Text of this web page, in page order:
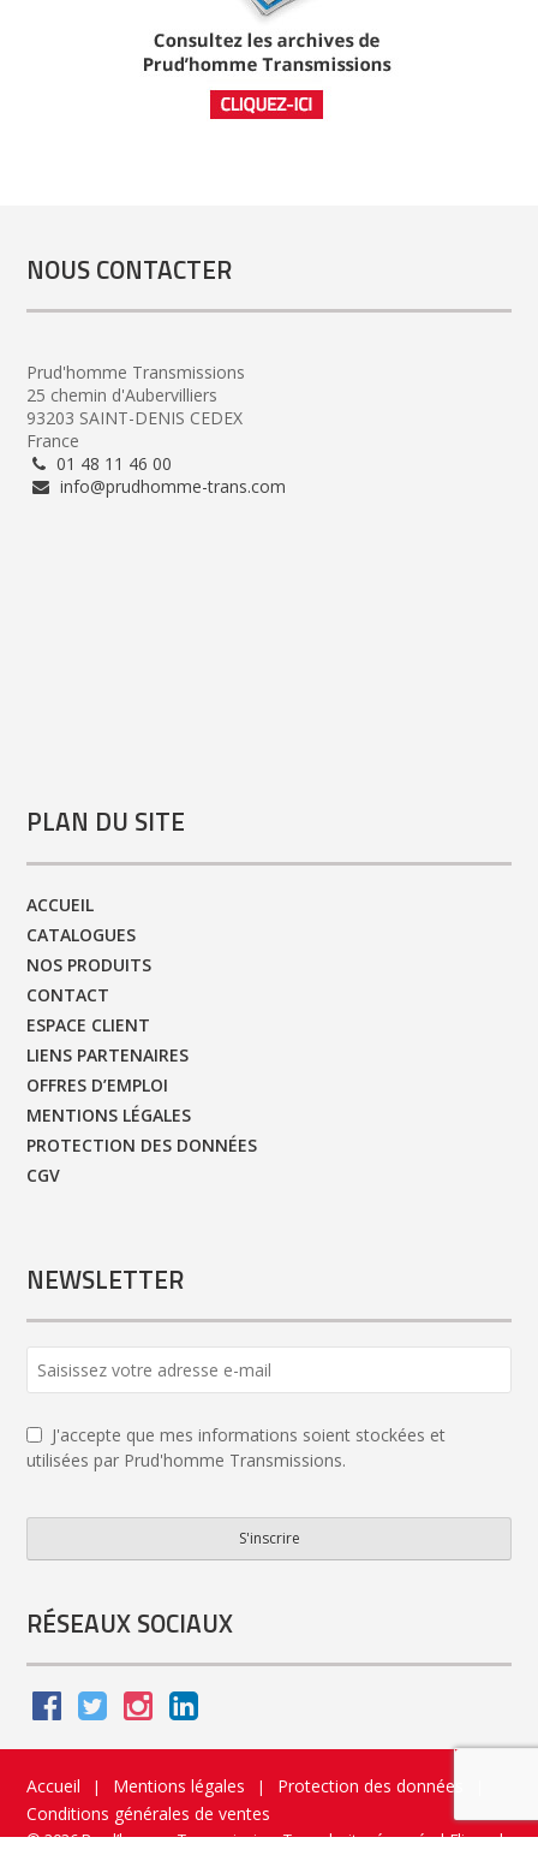
NOUS CONTACTER
Prud'homme Transmissions
25 chemin d'Aubervilliers
93203 SAINT-DENIS CEDEX
France
01 48 11 46 00
info@prudhomme-trans.com
PLAN DU SITE
ACCUEIL
CATALOGUES
NOS PRODUITS
CONTACT
ESPACE CLIENT
LIENS PARTENAIRES
OFFRES D’EMPLOI
MENTIONS LÉGALES
PROTECTION DES DONNÉES
CGV
NEWSLETTER
J'accepte que mes informations soient stockées et
utilisées par Prud'homme Transmissions.
S'inscrire
URL *
RÉSEAUX SOCIAUX
Accueil | Mentions légales | Protection des données
Conditions générales de ventes
© 2026 Prud’homme Transmission. Tous droits réservés|Flippad